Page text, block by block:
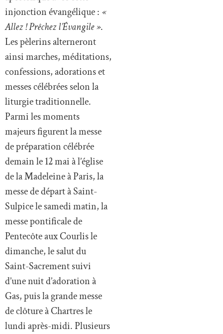
injonction évangélique : «
Allez ! Prêchez l’Évangile ».
Les pèlerins alterneront
ainsi marches, méditations,
confessions, adorations et
messes célébrées selon la
liturgie traditionnelle.
Parmi les moments
majeurs figurent la messe
de préparation célébrée
demain le 12 mai à l’église
de la Madeleine à Paris, la
messe de départ à Saint-
Sulpice le samedi matin, la
messe pontificale de
Pentecôte aux Courlis le
dimanche, le salut du
Saint-Sacrement suivi
d’une nuit d’adoration à
Gas, puis la grande messe
de clôture à Chartres le
lundi après-midi. Plusieurs